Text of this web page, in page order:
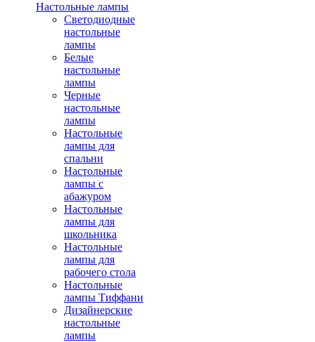
Настольные лампы
Светодиодные
настольные
лампы
Белые
настольные
лампы
Черные
настольные
лампы
Настольные
лампы для
спальни
Настольные
лампы с
абажуром
Настольные
лампы для
школьника
Настольные
лампы для
рабочего стола
Настольные
лампы Тиффани
Дизайнерские
настольные
лампы